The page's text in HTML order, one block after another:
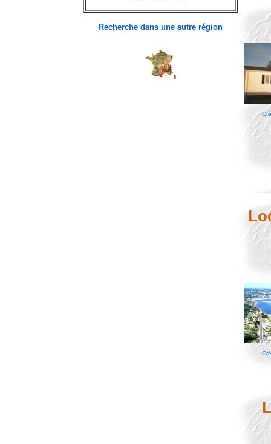
Recherche dans une autre région